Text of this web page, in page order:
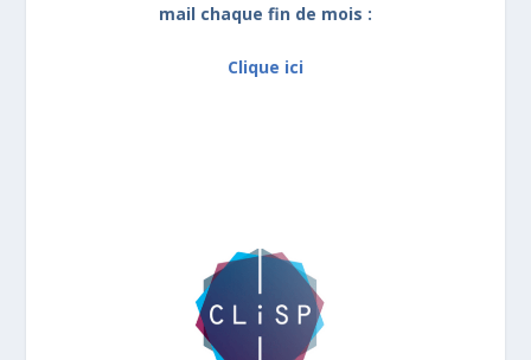
mail chaque fin de mois :
Clique ici